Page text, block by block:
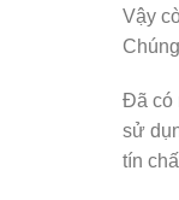
Vậy
Đã có
sử
tín